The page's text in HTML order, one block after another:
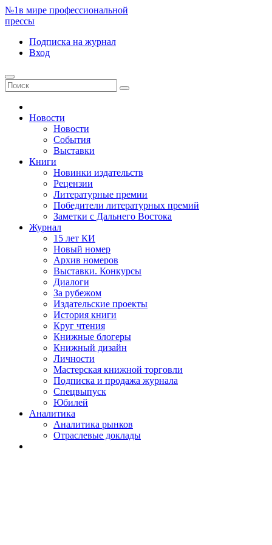
№1в мире профессиональной
прессы
Подписка на журнал
Вход
Новости
Новости
События
Выставки
Книги
Новинки издательств
Рецензии
Литературные премии
Победители литературных премий
Заметки с Дальнего Востока
Журнал
15 лет КИ
Новый номер
Архив номеров
Выставки. Конкурсы
Диалоги
За рубежом
Издательские проекты
История книги
Круг чтения
Книжные блогеры
Книжный дизайн
Личности
Мастерская книжной торговли
Подписка и продажа журнала
Спецвыпуск
Юбилей
Аналитика
Аналитика рынков
Отраслевые доклады